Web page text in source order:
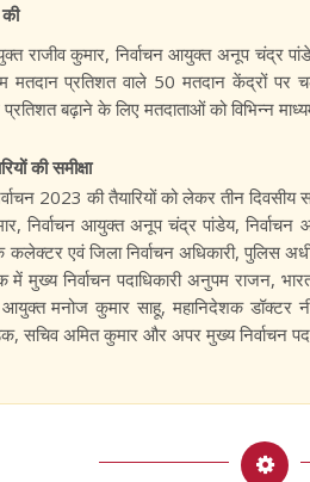
की
राजीव कुमार, निर्वाचन आयुक्त अनूप चंद्र
मतदान प्रतिशत वाले 50 मतदान केंद्रों पर
बढ़ाने के लिए मतदाताओं को विभिन्न
की समीक्षा
2023 की तैयारियों को लेकर तीन
निर्वाचन आयुक्त अनूप चंद्र पांडेय,
एवं जिला निर्वाचन अधिकारी, पुलिस
मुख्य निर्वाचन पदाधिकारी अनुपम राजन,
आयुक्त मनोज कुमार साहू, महानिदेशक डॉक्टर
अमित कुमार और अपर मुख्य निर्वाचन